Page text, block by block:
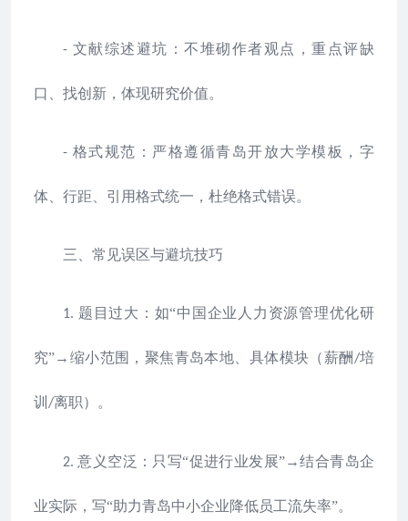
- 文献综述避坑：不堆砌作者观点，重点评缺
口、找创新，体现研究价值。
- 格式规范：严格遵循青岛开放大学模板，字
体、行距、引用格式统一，杜绝格式错误。
三、常见误区与避坑技巧
1. 题目过大：如“中国企业人力资源管理优化研
究”→缩小范围，聚焦青岛本地、具体模块（薪酬/培
训 /离职）。
2.意义空泛：只写“促进行业发展”→结合青岛企
业实际，写“助力青岛中小企业降低员工流失率”。